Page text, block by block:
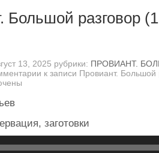
Большой разговор
13, 2025 рубрики: ПРОВИАНТ.
к записи Провиант. Большой
заготовки